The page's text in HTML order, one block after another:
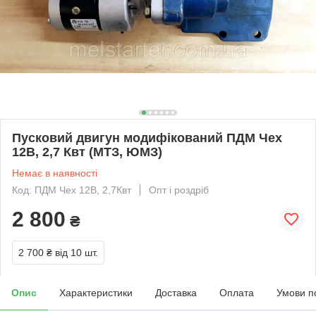
Пусковий двигун модифікований ПДМ Чех
12В, 2,7 Квт (МТЗ, ЮМЗ)
Немає в наявності
Код: ПДМ Чех 12В, 2,7Квт
Опт і роздріб
2 800 ₴
2 700 ₴ від 10 шт.
Опис Характеристики Доставка Оплата Умови